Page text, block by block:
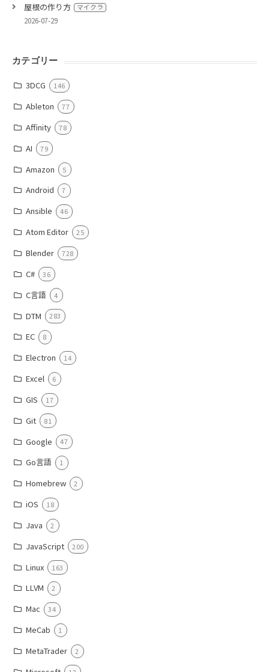
屋根の作り方 マイクラ
2026-07-29
カテゴリー
3DCG 146
Ableton 77
Affinity 78
AI 79
Amazon 5
Android 7
Ansible 46
Atom Editor 25
Blender 728
C# 36
C言語 4
DTM 283
EC 8
Electron 14
Excel 6
GIS 17
Git 81
Google 47
Go言語 1
Homebrew 2
iOS 18
Java 2
JavaScript 200
Linux 163
LLVM 2
Mac 34
MeCab 1
MetaTrader 2